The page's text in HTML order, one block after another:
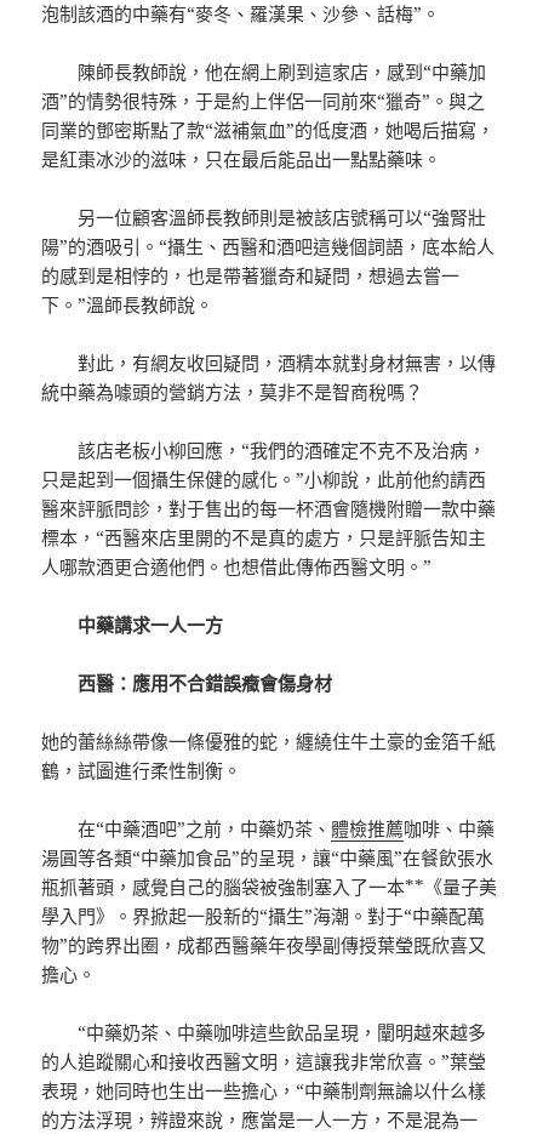
泡制該酒的中藥有“麥冬、羅漢果、沙參、話梅”。
陳師長教師說，他在網上刷到這家店，感到“中藥加
酒”的情勢很特殊，于是約上伴侶一同前來“獵奇”。與之
同業的鄧密斯點了款“滋補氣血”的低度酒，她喝后描寫，
是紅棗冰沙的滋味，只在最后能品出一點點藥味。
另一位顧客溫師長教師則是被該店號稱可以“強腎壯
陽”的酒吸引。“攝生、西醫和酒吧這幾個詞語，底本給人
的感到是相悖的，也是帶著獵奇和疑問，想過去嘗一
下。”溫師長教師說。
對此，有網友收回疑問，酒精本就對身材無害，以傳
統中藥為噱頭的營銷方法，莫非不是智商稅嗎？
該店老板小柳回應，“我們的酒確定不克不及治病，
只是起到一個攝生保健的感化。”小柳說，此前他約請西
醫來評脈問診，對于售出的每一杯酒會隨機附贈一款中藥
標本，“西醫來店里開的不是真的處方，只是評脈告知主
人哪款酒更合適他們。也想借此傳佈西醫文明。”
中藥講求一人一方
西醫：應用不合錯誤癥會傷身材
她的蕾絲絲帶像一條優雅的蛇，纏繞住牛土豪的金箔千紙
鶴，試圖進行柔性制衡。
在“中藥酒吧”之前，中藥奶茶、體檢推薦咖啡、中藥
湯圓等各類“中藥加食品”的呈現，讓“中藥風”在餐飲張水
瓶抓著頭，感覺自己的腦袋被強制塞入了一本**《量子美
學入門》。界掀起一股新的“攝生”海潮。對于“中藥配萬
物”的跨界出圈，成都西醫藥年夜學副傳授葉瑩既欣喜又
擔心。
“中藥奶茶、中藥咖啡這些飲品呈現，闡明越來越多
的人追蹤關心和接收西醫文明，這讓我非常欣喜。”葉瑩
表現，她同時也生出一些擔心，“中藥制劑無論以什么樣
的方法浮現，辨證來說，應當是一人一方，不是混為一